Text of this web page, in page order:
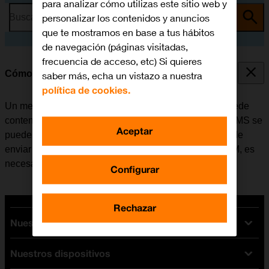
Busca por problema o tema
Cómo escribir y enviar un MMS
Un mensaje multimedia (MMS) es un mensaje que puede
contener imágenes y otros archivos multimedia. Los MMS se
pueden enviar a otros teléfonos móviles. Si no se puede
enviar ni recibir MMS después de insertar la tarjeta SIM, es
necesario
configurar el móvil para MMS
Nuestras tarifas
Tarifas Orange
Nuestros dispositivos
para analizar cómo utilizas este sitio web y
personalizar los contenidos y anuncios
que te mostramos en base a tus hábitos
de navegación (páginas visitadas,
frecuencia de acceso, etc) Si quieres
saber más, echa un vistazo a nuestra
política de cookies.
Configurar
Rechazar
Aceptar